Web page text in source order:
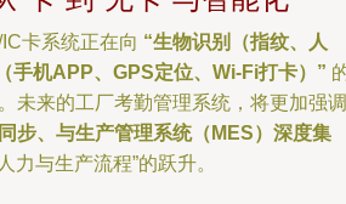
卡系统正在向 “生物识别（指纹、人
手机APP、GPS定位、Wi-Fi打卡）”
未来的工厂考勤管理系统，将更加强调
步、与生产管理系统（MES）深度集
力与生产流程”的跃升。